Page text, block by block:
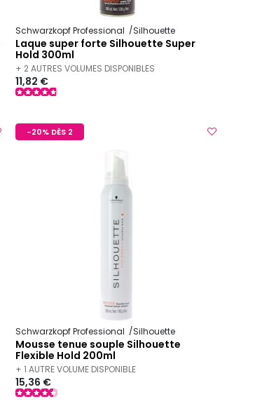
Schwarzkopf Professional Silhouette
Laque super forte Silhouette Super
Hold 300ml
+ 2 AUTRES VOLUMES DISPONIBLES
11,82 €
-20% DÈS 2
Schwarzkopf Professional Silhouette
Mousse tenue souple Silhouette
Flexible Hold 200ml
+ 1 AUTRE VOLUME DISPONIBLE
15,36 €